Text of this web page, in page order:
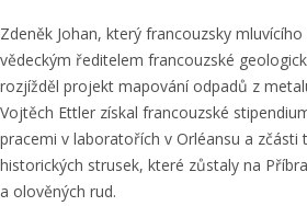
Zdeněk Johan, který francouzsky
vědeckým ředitelem francouzské
rozjížděl projekt mapování odpadů z
Vojtěch Ettler získal francouzské
pracemi v laboratořích v Orléansu a zčásti
historických strusek, které zůstaly na
a olověných rud.